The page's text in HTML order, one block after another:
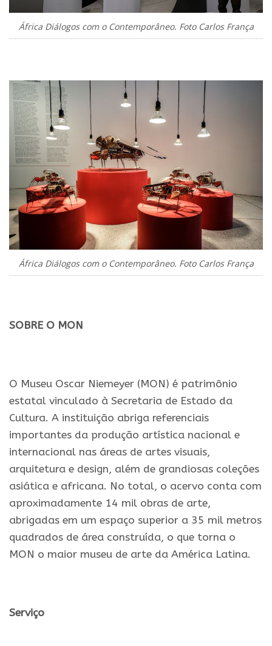
África Diálogos com o Contemporâneo. Foto Carlos França
África Diálogos com o Contemporâneo. Foto Carlos França
SOBRE O MON
O Museu Oscar Niemeyer (MON) é patrimônio
estatal vinculado à Secretaria de Estado da
Cultura. A instituição abriga referenciais
importantes da produção artística nacional e
internacional nas áreas de artes visuais,
arquitetura e design, além de grandiosas coleções
asiática e africana. No total, o acervo conta com
aproximadamente 14 mil obras de arte,
abrigadas em um espaço superior a 35 mil metros
quadrados de área construída, o que torna o
MON o maior museu de arte da América Latina.
Serviço